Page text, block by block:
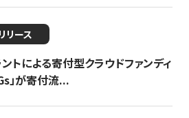
リース
トによる寄付型クラウドファンディ
」が寄付流...